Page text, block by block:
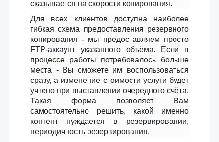
сказывается на скорости копирования.
Для всех клиентов доступна наиболее
гибкая схема предоставления резервного
копирования - мы предоставляем просто
FTP-аккаунт указанного объёма. Если в
процессе работы потребовалось больше
места - Вы сможете им воспользоваться
сразу, а изменение стоимости услуги будет
учтено при выставлении очередного счёта.
Такая форма позволяет Вам
самостоятельно решить, какой именно
контент нуждается в резервировании,
периодичность резервирования.